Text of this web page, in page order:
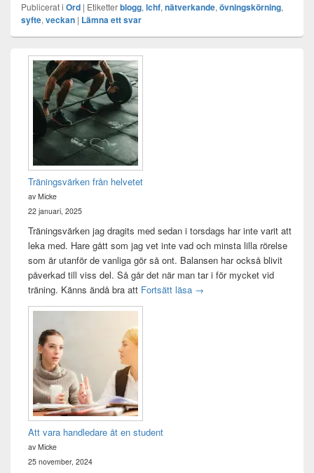
Publicerat i Ord | Etiketterblogg,lchf,nätverkande,övningskörning,
syfte,veckan | Lämna ett svar
Primära
sidofältet
Widget
område
Träningsvärken från helvetet
av Micke
22 januari, 2025
Träningsvärken jag dragits med sedan i torsdags har inte varit att
leka med. Hare gått som jag vet inte vad och minsta lilla rörelse
som är utanför de vanliga gör så ont. Balansen har också blivit
påverkad till viss del. Så går det när man tar i för mycket vid
träning. Känns ändå bra att Fortsätt läsa Träningsvärken från helvetet
→
Att vara handledare åt en student
av Micke
25 november, 2024